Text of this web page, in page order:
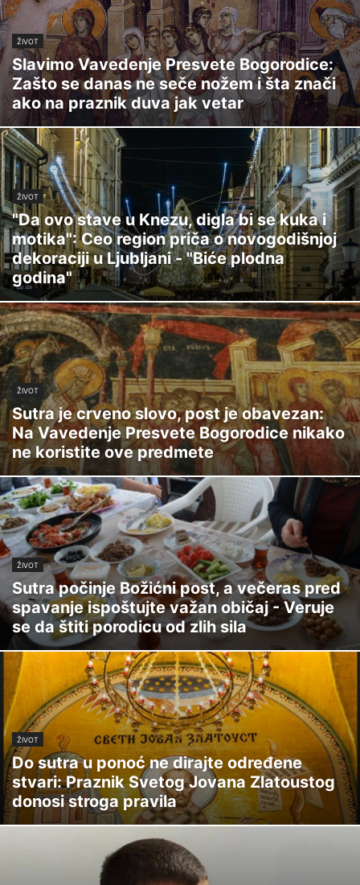
ŽIVOT
Slavimo Vavedenje Presvete Bogorodice:
Zašto se danas ne seče nožem i šta znači
ako na praznik duva jak vetar
ŽIVOT
"Da ovo stave u Knezu, digla bi se kuka i
motika": Ceo region priča o novogodišnjoj
dekoraciji u Ljubljani - "Biće plodna
godina"
ŽIVOT
Sutra je crveno slovo, post je obavezan:
Na Vavedenje Presvete Bogorodice nikako
ne koristite ove predmete
ŽIVOT
Sutra počinje Božićni post, a večeras pred
spavanje ispoštujte važan običaj - Veruje
se da štiti porodicu od zlih sila
ŽIVOT
Do sutra u ponoć ne dirajte određene
stvari: Praznik Svetog Jovana Zlatoustog
donosi stroga pravila